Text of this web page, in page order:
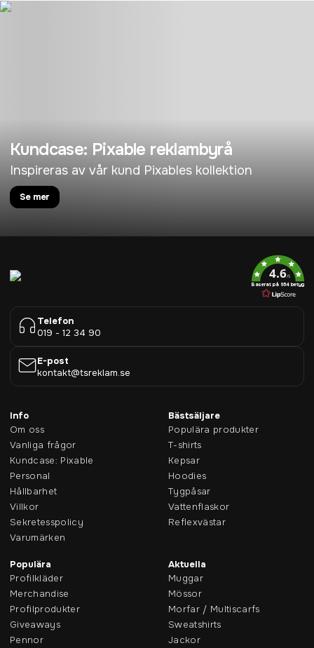
Kundcase: Pixable reklambyrå
Inspireras av vår kund Pixables kollektion
Se mer
4.6/5
Baserat på 954 betyg
Telefon
019 - 12 34 90
E-post
kontakt@tsreklam.se
Info
Om oss
Vanliga frågor
Kundcase: Pixable
Personal
Hållbarhet
Villkor
Sekretesspolicy
Varumärken
Bästsäljare
Populära produkter
T-shirts
Kepsar
Hoodies
Tygpåsar
Vattenflaskor
Reflexvästar
Populära
Profilkläder
Merchandise
Profilprodukter
Giveaways
Pennor
Aktuella
Muggar
Mössor
Morfar / Multiscarfs
Sweatshirts
Jackor